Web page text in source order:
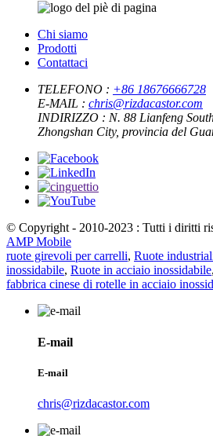
Chi siamo
Prodotti
Contattaci
TELEFONO : +86 18676666728
E-MAIL : chris@rizdacastor.com
INDIRIZZO : N. 88 Lianfeng
Zhongshan City, provincia del
© Copyright - 2010-2023 : Tutti i diritti
AMP Mobile
ruote girevoli per carrelli, Ruote
inossidabile, Ruote in acciaio inossidabile,
fabbrica cinese di rotelle in acciaio
E-mail
E-mail
chris@rizdacastor.com